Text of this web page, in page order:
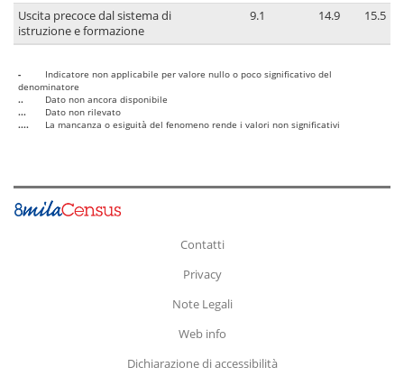
Uscita precoce dal sistema di
istruzione e formazione
9.1 14.9 15.5
-
Indicatore non applicabile per valore nullo o poco significativo del
denominatore
..
Dato non ancora disponibile
...
Dato non rilevato
....
La mancanza o esiguità del fenomeno rende i valori non significativi
Contatti
Privacy
Note Legali
Web info
Dichiarazione di accessibilità